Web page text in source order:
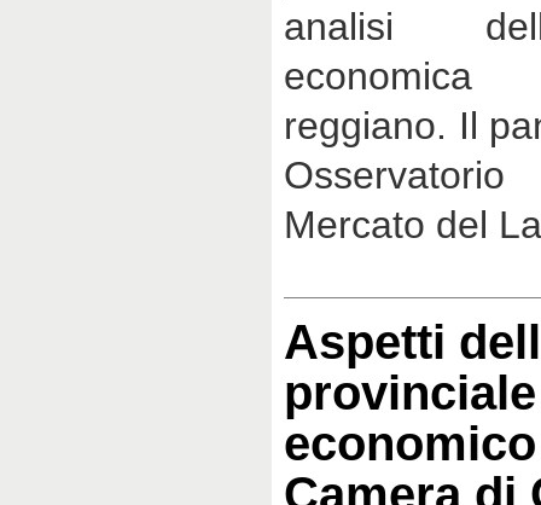
analisi
reggiano. Il
Mercato del
Aspetti
Camera di